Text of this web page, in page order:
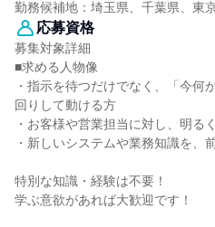
勤務候補地：埼玉県、千葉県、東
応募資格
募集対象詳細
■求める人物像
・指示を待つだけでなく、「今何
回りして動ける方
・お客様や営業担当に対し、明る
・新しいシステムや業務知識を、
特別な知識・経験は不要！
学ぶ意欲があれば大歓迎です！